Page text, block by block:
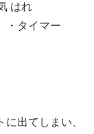
はれ
・タイマー
出てしまい、